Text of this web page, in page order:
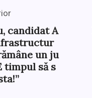
candidat A
un ju
timpul să s